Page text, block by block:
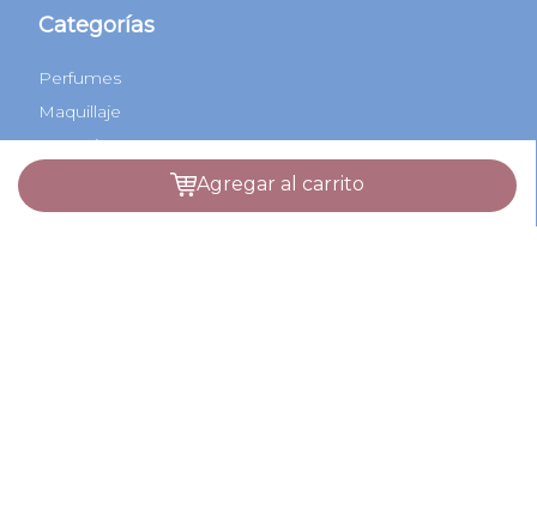
agregar al carrito
Categorías
Perfumes
Maquillaje
Tratamientos
Perfumes Árabes